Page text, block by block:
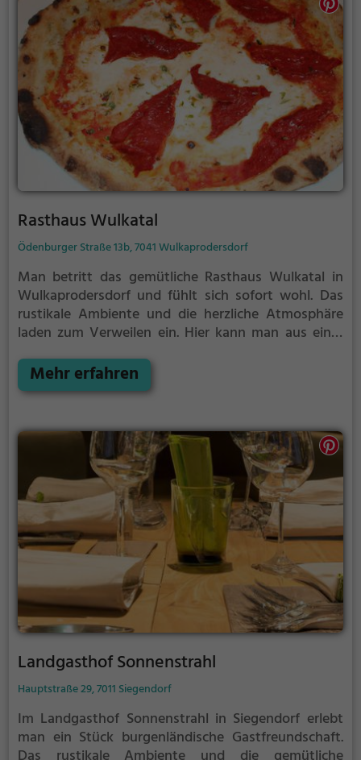
Rasthaus Wulkatal
Ödenburger Straße 13b, 7041 Wulkaprodersdorf
Man betritt das gemütliche Rasthaus Wulkatal in
Wulkaprodersdorf und fühlt sich sofort wohl. Das
rustikale Ambiente und die herzliche Atmosphäre
laden zum Verweilen ein. Hier kann man aus einer
Pizza und italienische Spezialitäten. Auch ein
reichhaltiges Frühstücksangebot steht zur
punktet das Restaurant mit einer breiten Auswahl
an Getränken. Wer auf der Suche nach einem Ort
zum Genießen und Entspannen ist, wird im Rasthaus
Wulkatal definitiv fündig.
Mehr erfahren
Landgasthof Sonnenstrahl
Hauptstraße 29, 7011 Siegendorf
Im Landgasthof Sonnenstrahl in Siegendorf erlebt
man ein Stück burgenländische Gastfreundschaft.